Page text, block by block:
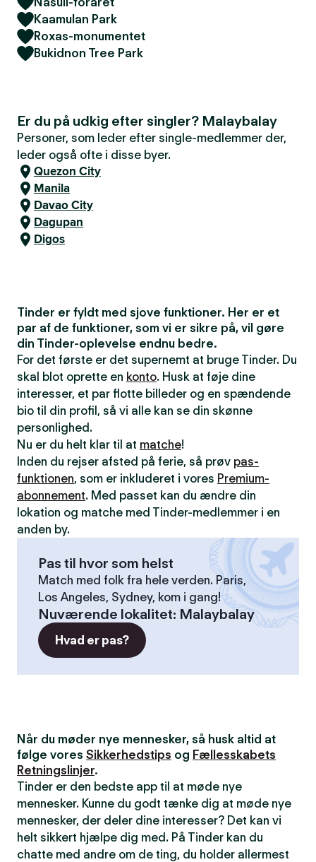
Kaamulan Park
Roxas-monumentet
Bukidnon Tree Park
Er du på udkig efter singler? Malaybalay
Personer, som leder efter single-medlemmer der,
leder også ofte i disse byer.
Quezon City
Manila
Davao City
Dagupan
Digos
Tinder er fyldt med sjove funktioner. Her er et
par af de funktioner, som vi er sikre på, vil gøre
din Tinder-oplevelse endnu bedre.
For det første er det supernemt at bruge Tinder. Du
skal blot oprette en konto. Husk at føje dine
interesser, et par flotte billeder og en spændende
bio til din profil, så vi alle kan se din skønne
personlighed.
Nu er du helt klar til at matche!
Inden du rejser afsted på ferie, så prøv pas-
funktionen, som er inkluderet i vores Premium-
abonnement. Med passet kan du ændre din
lokation og matche med Tinder-medlemmer i en
anden by.
Pas til hvor som helst
Match med folk fra hele verden. Paris,
Los Angeles, Sydney, kom i gang!
Nuværende lokalitet: Malaybalay
Hvad er pas?
Når du møder nye mennesker, så husk altid at
følge vores Sikkerhedstips og Fællesskabets
Retningslinjer.
Tinder er den bedste app til at møde nye
mennesker. Kunne du godt tænke dig at møde nye
mennesker, der deler dine interesser? Det kan vi
helt sikkert hjælpe dig med. På Tinder kan du
chatte med andre om de ting, du holder allermest